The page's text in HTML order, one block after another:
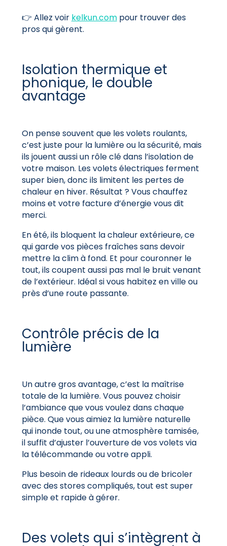
👉 Allez voir kelkun.compour trouver des
pros qui gèrent.
Isolation thermique et
phonique, le double
avantage
On pense souvent que les volets roulants,
c’est juste pour la lumière ou la sécurité, mais
ils jouent aussi un rôle clé dans l’isolation de
votre maison. Les volets électriques ferment
super bien, donc ils limitent les pertes de
chaleur en hiver. Résultat ? Vous chauffez
moins et votre facture d’énergie vous dit
merci.
En été, ils bloquent la chaleur extérieure, ce
qui garde vos pièces fraîches sans devoir
mettre la clim à fond. Et pour couronner le
tout, ils coupent aussi pas mal le bruit venant
de l’extérieur. Idéal si vous habitez en ville ou
près d’une route passante.
Contrôle précis de la
lumière
Un autre gros avantage, c’est la maîtrise
totale de la lumière. Vous pouvez choisir
l’ambiance que vous voulez dans chaque
pièce. Que vous aimiez la lumière naturelle
qui inonde tout, ou une atmosphère tamisée,
il suffit d’ajuster l’ouverture de vos volets via
la télécommande ou votre appli.
Plus besoin de rideaux lourds ou de bricoler
avec des stores compliqués, tout est super
simple et rapide à gérer.
Des volets qui s’intègrent à